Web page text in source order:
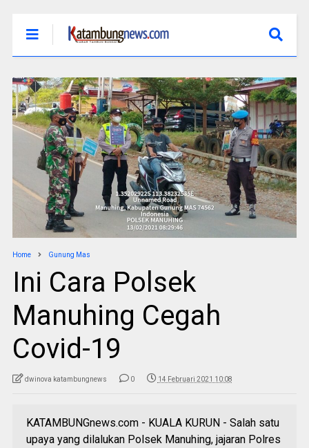
Home Gunung Mas
Ini Cara Polsek
Manuhing Cegah
Covid-19
dwinova katambungnews 0 14 Februari 2021 10:08
KATAMBUNGnews.com - KUALA KURUN - Salah satu
upaya yang dilalukan Polsek Manuhing, jajaran Polres